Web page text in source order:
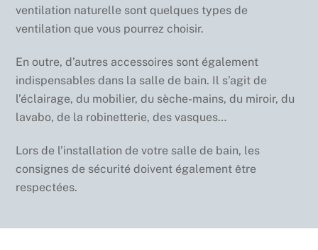
ventilation naturelle sont quelques types de
ventilation que vous pourrez choisir.
En outre, d’autres accessoires sont également
indispensables dans la salle de bain. Il s’agit de
l’éclairage, du mobilier, du sèche-mains, du miroir, du
lavabo, de la robinetterie, des vasques…
Lors de l’installation de votre salle de bain, les
consignes de sécurité doivent également être
respectées.